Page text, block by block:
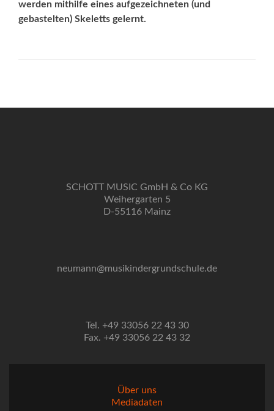
werden mithilfe eines aufgezeichneten (und
gebastelten) Skeletts gelernt.
SCHOTT MUSIC GmbH & Co KG
Weihergarten 5
D-55116 Mainz
neumann@musikindergrundschule.de
Tel. +49 33056 22 43 30
Fax. +49 33056 22 43 32
Über uns
Mediadaten